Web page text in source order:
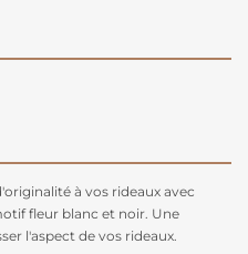
à vos rideaux avec
fleur blanc et noir. Une
l'aspect de vos rideaux.